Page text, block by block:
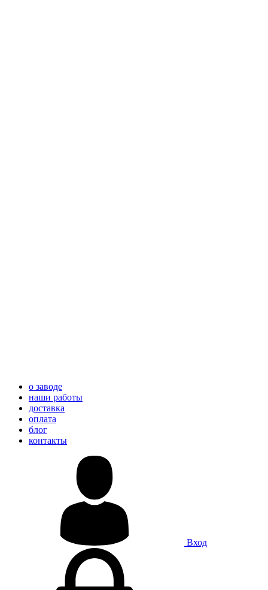
о заводе
наши работы
доставка
оплата
блог
контакты
Вход